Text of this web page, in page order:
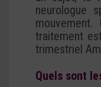
neurologue
traitement
trimestriel
Quels sont